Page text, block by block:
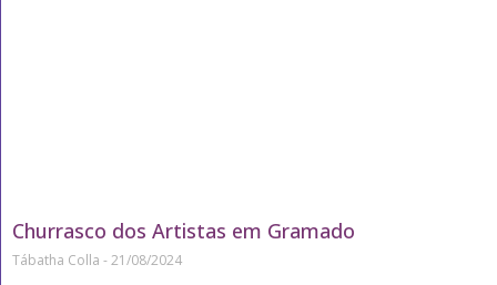
Churrasco dos Artistas em Gramado
Tábatha Colla 21/08/2024